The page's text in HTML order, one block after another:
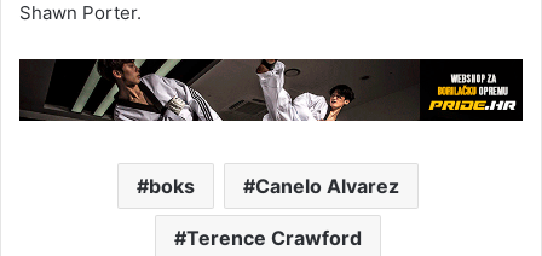
Shawn Porter.
boks Canelo Alvarez
Terence Crawford